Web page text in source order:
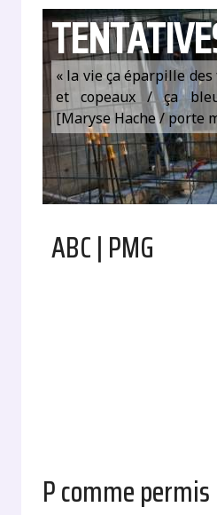
« la vie ça éparpille
et copeaux / ça
[Maryse Hache / porte
ABC | PMG
P comme permis